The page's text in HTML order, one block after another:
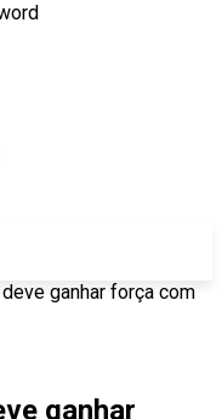
ganhar força com
ganhar